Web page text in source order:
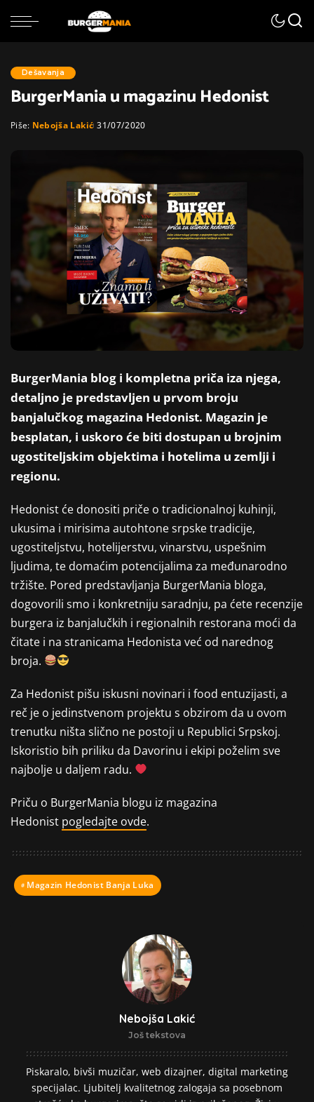
Dešavanja
BurgerMania u magazinu Hedonist
Posted
Piše: Nebojša Lakić 31/07/2020
BurgerMania blog i kompletna priča iza njega,
detaljno je predstavljen u prvom broju
banjalučkog magazina Hedonist. Magazin je
besplatan, i uskoro će biti dostupan u brojnim
ugostiteljskim objektima i hotelima u zemlji i
regionu.
Hedonist će donositi priče o tradicionalnoj kuhinji,
ukusima i mirisima autohtone srpske tradicije,
ugostiteljstvu, hotelijerstvu, vinarstvu, uspešnim
ljudima, te domaćim potencijalima za međunarodno
tržište. Pored predstavljanja BurgerMania bloga,
dogovorili smo i konkretniju saradnju, pa ćete recenzije
burgera iz banjalučkih i regionalnih restorana moći da
čitate i na stranicama Hedonista već od narednog
broja.
Za Hedonist pišu iskusni novinari i food entuzijasti, a
reč je o jedinstvenom projektu s obzirom da u ovom
trenutku ništa slično ne postoji u Republici Srpskoj.
Iskoristio bih priliku da Davorinu i ekipi poželim sve
najbolje u daljem radu.
Priču o BurgerMania blogu iz magazina
Hedonist pogledajte ovde.
Magazin Hedonist Banja Luka
Nebojša Lakić
Još tekstova
Piskaralo, bivši muzičar, web dizajner, digital marketing
specijalac. Ljubitelj kvalitetnog zalogaja sa posebnom